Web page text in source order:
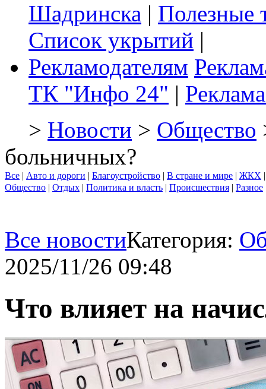
Шадринска | Полезные
Список укрытий |
Рекламодателям
ТК "Инфо 24" |
> Новости > Общество
больничных?
Все | Авто и дороги | Благоустройство | В стране и мире | ЖКХ
Общество | Отдых | Политика и власть | Происшествия | Разное
Все новостиКатегория:
2025/11/26 09:48
Что влияет на